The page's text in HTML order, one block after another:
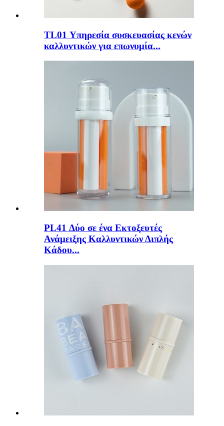
TL01 Υπηρεσία συσκευασίας κενών
καλλυντικών για επωνυμία...
PL41 Δύο σε ένα Εκτοξευτές
Ανάμειξης Καλλυντικών Διπλής
Κάδου...